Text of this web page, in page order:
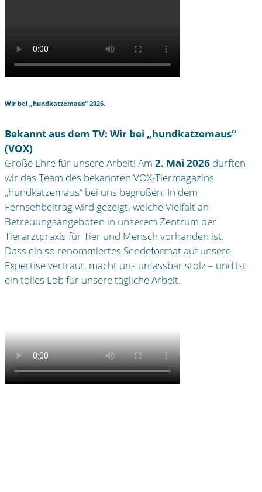
Wir bei „hundkatzemaus“ 2026.
Bekannt aus dem TV: Wir bei „hundkatzemaus“
(VOX)
Große Ehre für unsere Arbeit! Am 2. Mai 2026 durften
wir das Team des bekannten VOX-Tiermagazins
„hundkatzemaus“ bei uns begrüßen. In dem
Fernsehbeitrag wird gezeigt, welche Vielfalt an
Betreuungsangeboten in unserem Zentrum der
Tierarztpraxis für Tier und Mensch vorhanden ist.
Dass ein so renommiertes Sendeformat auf unsere
Expertise vertraut, macht uns unfassbar stolz – und ist
ein tolles Lob für unsere tägliche Arbeit.